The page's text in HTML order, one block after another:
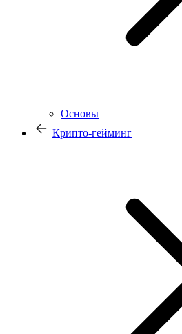
Основы
Крипто-гейминг